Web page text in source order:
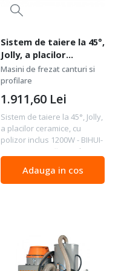
Sistem de taiere la 45°,
Jolly, a placilor
ceramice, cu polizor
inclus 1200W - BIHUI-
LFMBF
Masini de frezat canturi si
profilare
Sistem de taiere la 45°, Jolly,
a placilor ceramice, cu
polizor inclus 1200W - BIHUI-
LFMBF Pentru tăierea la
polizor 1200 W, 230V/50Hz,
disc 125mm (polizor si disc
1.911,60 Lei
Adauga in cos